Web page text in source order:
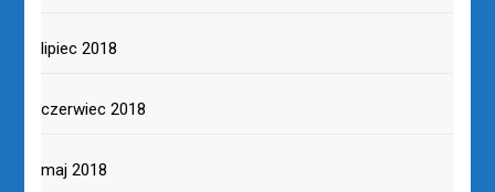
lipiec 2018
czerwiec 2018
maj 2018